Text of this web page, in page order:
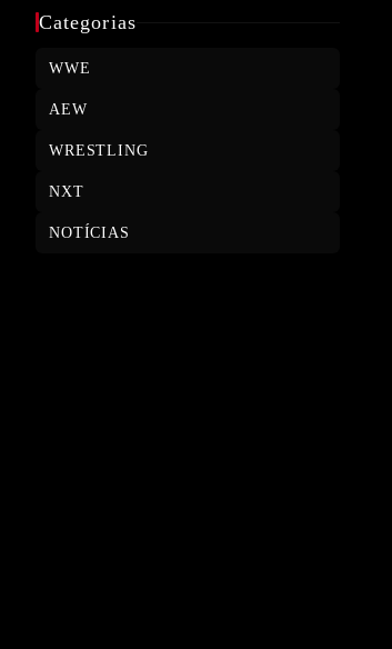
Categorias
WWE
AEW
WRESTLING
NXT
NOTÍCIAS